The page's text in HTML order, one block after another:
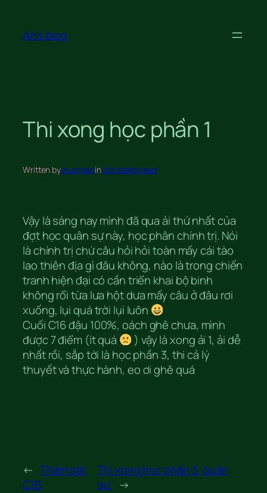
content
An's blog
Thi xong học phần 1
Written bytruonganinUncategorised
Vậy là sáng nay mình đã qua ải thứ nhất của
đợt học quân sự này, học phân chính trị. Nói
là chính trị chứ câu hỏi hỏi toàn mấy cái tào
lao thiên địa gì đâu không, nào là trong chiến
tranh hiện đại có cần triển khai bộ binh
không rổi từa lưa hột dưa mấy câu ở đâu rơi
xuống, lụi quá trời lụi luôn
Cuối C16 đậu 100%, oách ghê chưa, mình
được 7 điểm (ít quá
) vậy là xong ải 1, ải dễ
nhất rồi, sắp tới là học phần 3, thi cả lý
thuyết và thực hành, eo ơi ghê quá
← Thảm sát
C16
Thi xong học phần 3, quân
sự. →